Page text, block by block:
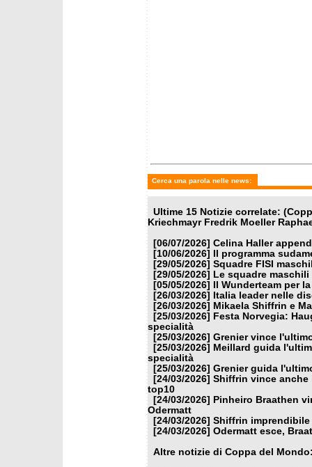
Cerca una parola nelle news:
Ultime 15 Notizie correlate:
Kriechmayr Fredrik Moeller
[06/07/2026] Celina Haller
[10/06/2026]
Il programma
[29/05/2026] Squadre FISI
[29/05/2026]
Le squadre maschili
[05/05/2026]
Il Wunderteam per
[26/03/2026]
Italia leader nelle
[26/03/2026] Mikaela Shiffrin e
[25/03/2026]
Festa Norvegia:
specialità
[25/03/2026] Grenier vince
[25/03/2026] Meillard guida
specialità
[25/03/2026] Grenier guida
[24/03/2026] Shiffrin vince anche
top10
[24/03/2026]
Pinheiro Braathen
Odermatt
[24/03/2026] Shiffrin imprendibile
[24/03/2026] Odermatt esce,
Altre notizie di Coppa del